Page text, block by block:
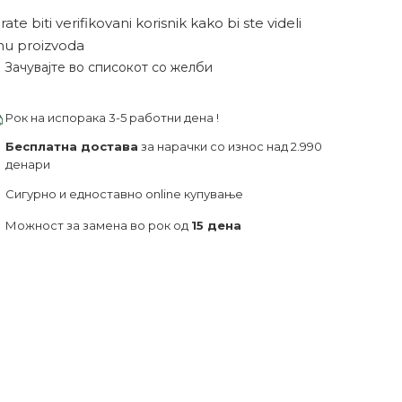
biti verifikovani korisnik kako bi ste videli
proizvoda
Зачувајте во списокот со желби
Рок на испорака 3-5 работни дена !
Бесплатна достава за нарачки со износ над 2.990
денари
Сигурно и едноставно online купување
Можност за замена во рок од 15 дена